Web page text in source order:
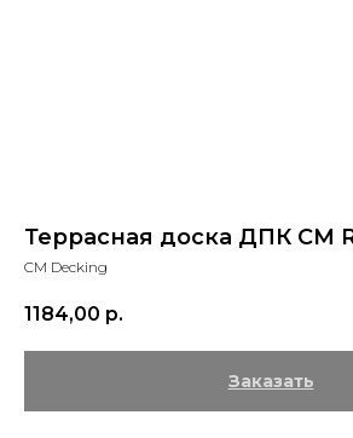
Террасная доска ДПК CM
CM Decking
1184,00 р.
Заказать